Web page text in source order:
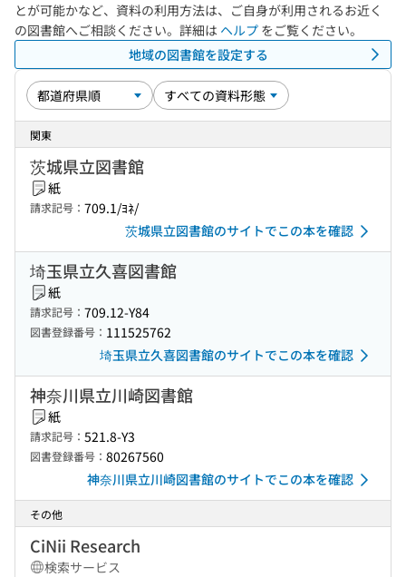
とが可能かなど、資料の利用方法は、ご自身が利用されるお近く
の図書館へご相談ください。詳細は ヘルプ をご覧ください。
地域の図書館を設定する
関東
茨城県立図書館
紙
請求記号： 709.1/ﾖﾈ/
茨城県立図書館のサイトでこの本を確認
埼玉県立久喜図書館
紙
請求記号： 709.12-Y84
図書登録番号： 111525762
埼玉県立久喜図書館のサイトでこの本を確認
神奈川県立川崎図書館
紙
請求記号： 521.8-Y3
図書登録番号： 80267560
神奈川県立川崎図書館のサイトでこの本を確認
その他
CiNii Research
検索サービス